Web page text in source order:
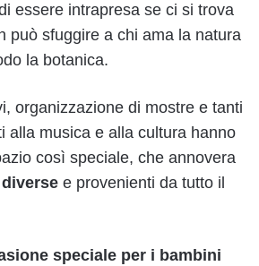
essere intrapresa se ci si trova
può sfuggire a chi ama la natura
la botanica.
organizzazione di mostre e tanti
alla musica e alla cultura hanno
così speciale, che annovera
e provenienti da tutto il
speciale per i bambini